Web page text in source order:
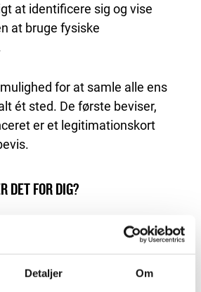
Detaljer Om
at identificere sig og vise
at bruge fysiske
for at samle alle ens
ét sted. De første beviser,
eret legitimationskort
DET FOR DIG?
relevant for dig, der sælger
brug af medlemsskaber og